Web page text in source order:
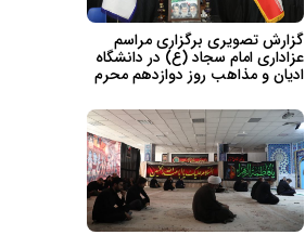
گزارش تصویری برگزاری مراسم
عزاداری امام سجاد (ع) در دانشگاه
ادیان و مذاهب روز دوازدهم محرم